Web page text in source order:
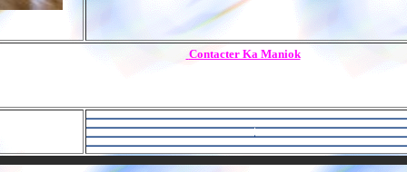
Contacter Ka Maniok